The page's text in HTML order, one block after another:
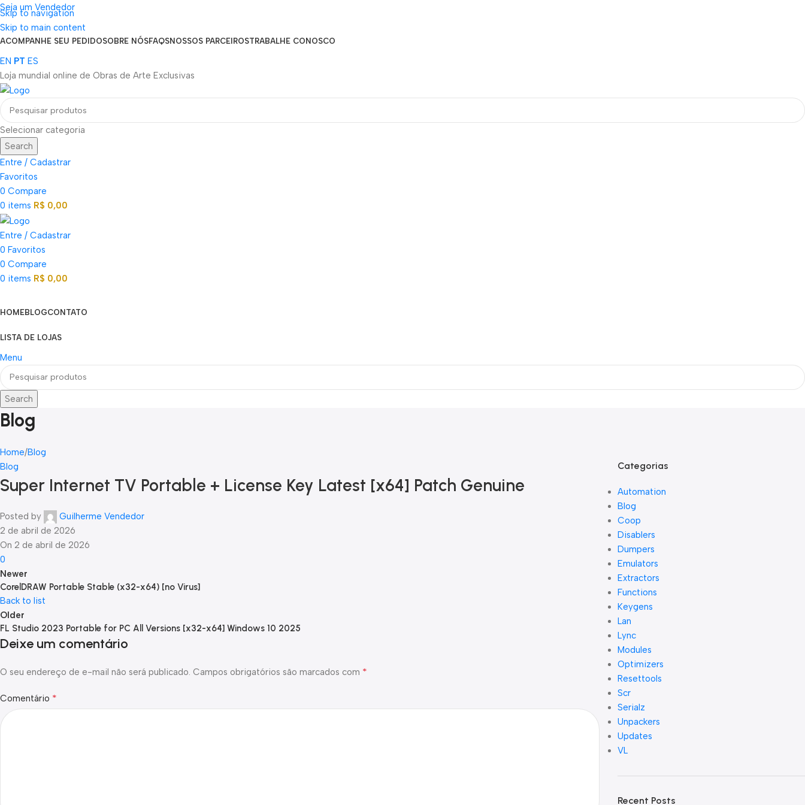
Skip to navigation
Skip to main content
Seja um Vendedor
FRETE GRÁTIS PARA TODOS OS PEDIDOS ACIMA DE R$ 900
ACOMPANHE SEU PEDIDOSOBRE NÓSFAQSNOSSOS PARCEIROSTRABALHE CONOSCO
EN PT ES
Loja mundial online de Obras de Arte Exclusivas
Selecionar categoria
Search
Entre / Cadastrar
Favoritos
0 Compare
0 items R$ 0,00
Entre / Cadastrar
0 Favoritos
0 Compare
0 items R$ 0,00
HOMEBLOGCONTATO
LISTA DE LOJAS
Menu
Search
Blog
Home Blog
Blog
Super Internet TV Portable + License Key Latest [x64] Patch Genuine
Posted by
Guilherme Vendedor
2 de abril de 2026
On 2 de abril de 2026
0
Newer
CorelDRAW Portable Stable (x32-x64) [no Virus]
Back to list
Older
FL Studio 2023 Portable for PC All Versions [x32-x64] Windows 10 2025
Deixe um comentário
O seu endereço de e-mail não será publicado. Campos obrigatórios são marcados com *
Comentário *
Categorias
Automation
Blog
Coop
Disablers
Dumpers
Emulators
Extractors
Functions
Keygens
Lan
Lync
Modules
Optimizers
Resettools
Scr
Serialz
Unpackers
Updates
VL
Recent Posts